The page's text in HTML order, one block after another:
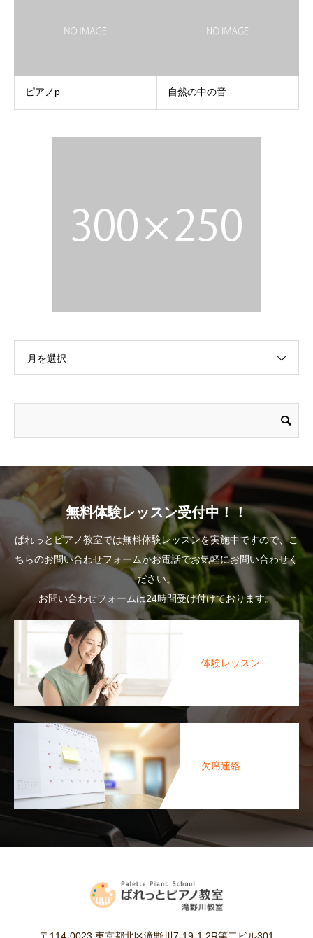
ピアノp 自然の中の音
月を選択
無料体験レッスン受付中！！
ぱれっとピアノ教室では無料体験レッスンを実施中ですので、こ
ちらのお問い合わせフォームかお電話でお気軽にお問い合わせく
ださい。
お問い合わせフォームは24時間受け付けております。
体験レッスン
欠席連絡
〒114-0023 東京都北区滝野川7-19-1 2R第二ビル301